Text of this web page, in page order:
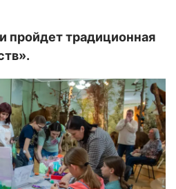
пройдет традиционная